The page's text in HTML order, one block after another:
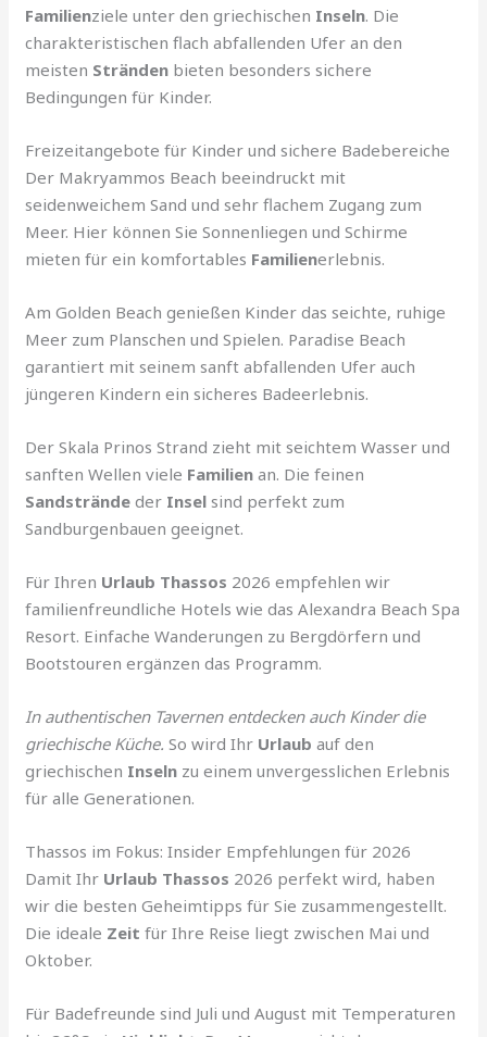
Familienziele unter den griechischen Inseln. Die
charakteristischen flach abfallenden Ufer an den
meisten Stränden bieten besonders sichere
Bedingungen für Kinder.
Freizeitangebote für Kinder und sichere Badebereiche
Der Makryammos Beach beeindruckt mit
seidenweichem Sand und sehr flachem Zugang zum
Meer. Hier können Sie Sonnenliegen und Schirme
mieten für ein komfortables Familienerlebnis.
Am Golden Beach genießen Kinder das seichte, ruhige
Meer zum Planschen und Spielen. Paradise Beach
garantiert mit seinem sanft abfallenden Ufer auch
jüngeren Kindern ein sicheres Badeerlebnis.
Der Skala Prinos Strand zieht mit seichtem Wasser und
sanften Wellen viele Familien an. Die feinen
Sandstrände der Insel sind perfekt zum
Sandburgenbauen geeignet.
Für Ihren Urlaub Thassos 2026 empfehlen wir
familienfreundliche Hotels wie das Alexandra Beach Spa
Resort. Einfache Wanderungen zu Bergdörfern und
Bootstouren ergänzen das Programm.
In authentischen Tavernen entdecken auch Kinder die
griechische Küche. So wird Ihr Urlaub auf den
griechischen Inseln zu einem unvergesslichen Erlebnis
für alle Generationen.
Thassos im Fokus: Insider Empfehlungen für 2026
Damit Ihr Urlaub Thassos 2026 perfekt wird, haben
wir die besten Geheimtipps für Sie zusammengestellt.
Die ideale Zeit für Ihre Reise liegt zwischen Mai und
Oktober.
Für Badefreunde sind Juli und August mit Temperaturen